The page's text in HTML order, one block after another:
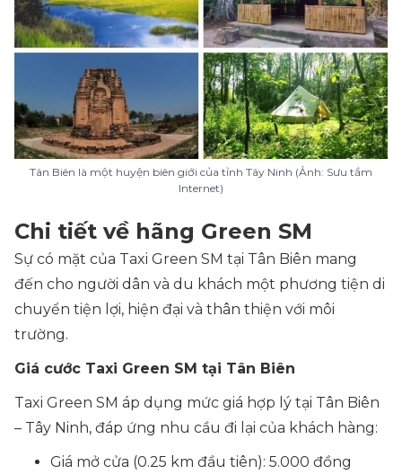
Tân Biên là một huyện biên giới của tỉnh Tây Ninh (Ảnh: Sưu tầm
Internet)
Chi tiết về hãng Green SM
Sự có mặt của Taxi Green SM tại Tân Biên mang
đến cho người dân và du khách một phương tiện di
chuyển tiện lợi, hiện đại và thân thiện với môi
trường.
Giá cước Taxi Green SM tại Tân Biên
Taxi Green SM áp dụng mức giá hợp lý tại Tân Biên
– Tây Ninh, đáp ứng nhu cầu đi lại của khách hàng:
Giá mở cửa (0.25 km đầu tiên): 5.000 đồng